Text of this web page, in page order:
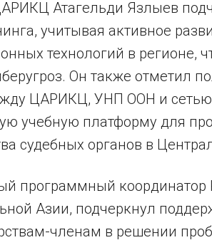
Атагельди Язлыев
учитывая активное
технологий в регионе,
Он также отметил
ЦАРИКЦ, УНП ООН и сетью
учебную платформу для
судебных органов в
программный координатор
Азии, подчеркнул
членам в решении